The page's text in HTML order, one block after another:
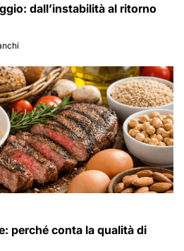
dall’instabilità al ritorno
perché conta la qualità di